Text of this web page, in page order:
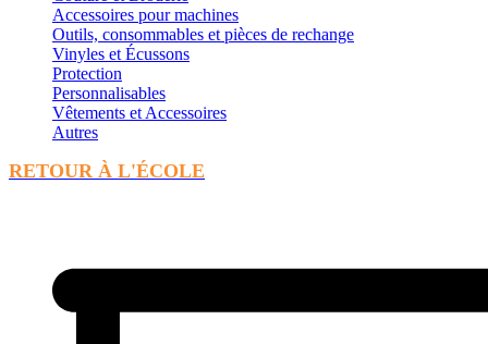
Accessoires pour machines
Outils, consommables et pièces de rechange
Vinyles et Écussons
Protection
Personnalisables
Vêtements et Accessoires
Autres
RETOUR À L'ÉCOLE